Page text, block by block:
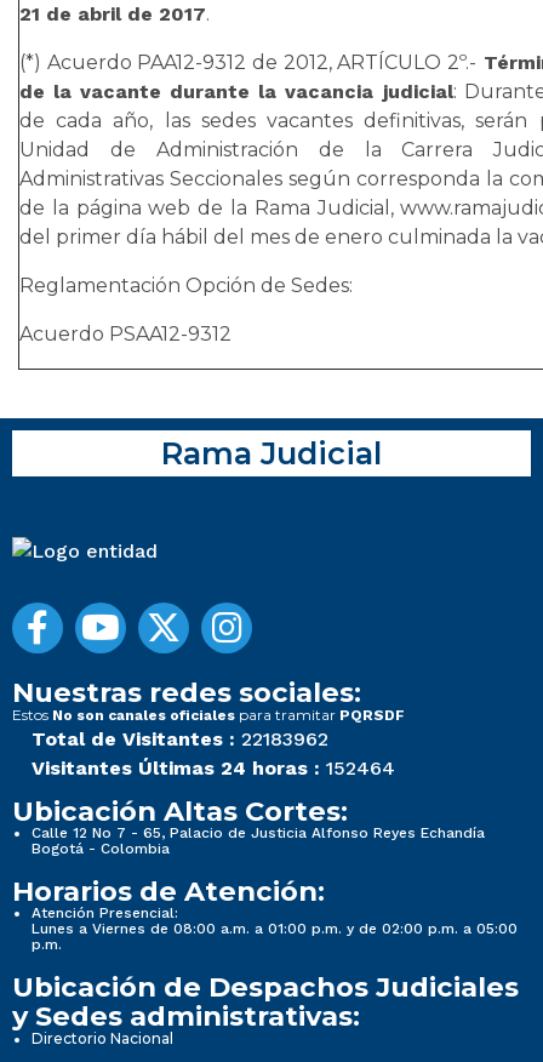
21 de abril de 2017.
(*) Acuerdo PAA12-9312 de 2012, ARTÍCULO 2º.-
de la vacante durante la vacancia judicial:
de cada año, las sedes vacantes definitivas,
Unidad de Administración de la Carrera
Administrativas Seccionales según corresponda la
de la página web de la Rama Judicial,
del primer día hábil del mes de enero culminada la
Reglamentación Opción de Sedes:
Acuerdo PSAA12-9312
Rama Judicial
Nuestras redes sociales:
Estos No son canales oficiales para tramitar PQRSDF
Total de Visitantes : 22183962
Visitantes Últimas 24 horas : 152464
Ubicación Altas Cortes:
Calle 12 No 7 - 65, Palacio de Justicia Alfonso Reyes Echandía
Bogotá - Colombia
Horarios de Atención:
Atención Presencial:
Lunes a Viernes de 08:00 a.m. a 01:00 p.m. y de 02:00 p.m. a 05:00
p.m.
Ubicación de Despachos Judiciales
y Sedes administrativas:
Directorio Nacional